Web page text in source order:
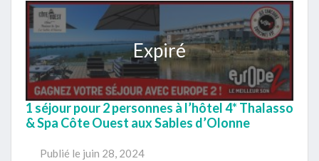
Expiré
1 séjour pour 2 personnes à l’hôtel 4* Thalasso
& Spa Côte Ouest aux Sables d’Olonne
Publié le juin 28, 2024